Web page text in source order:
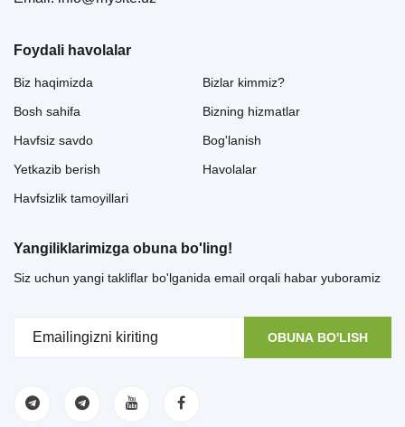
Foydali havolalar
Biz haqimizda
Bosh sahifa
Havfsiz savdo
Yetkazib berish
Havfsizlik tamoyillari
Bizlar kimmiz?
Bizning hizmatlar
Bog'lanish
Havolalar
Yangiliklarimizga obuna bo'ling!
Siz uchun yangi takliflar bo'lganida email orqali habar yuboramiz
OBUNA BO'LISH